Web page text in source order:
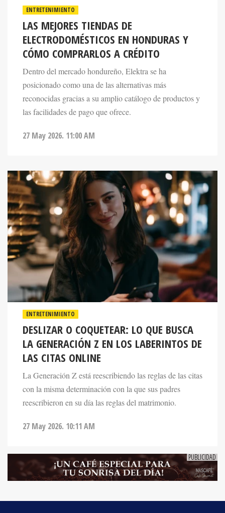
LAS MEJORES TIENDAS DE
ELECTRODOMÉSTICOS EN HONDURAS Y
CÓMO COMPRARLOS A CRÉDITO
Dentro del mercado hondureño, Elektra se ha
posicionado como una de las alternativas más
reconocidas gracias a su amplio catálogo de productos y
las facilidades de pago que ofrece.
ENTRETENIMIENTO
DESLIZAR O COQUETEAR: LO QUE BUSCA
LA GENERACIÓN Z EN LOS LABERINTOS DE
LAS CITAS ONLINE
La Generación Z está reescribiendo las reglas de las citas
con la misma determinación con la que sus padres
reescribieron en su día las reglas del matrimonio.